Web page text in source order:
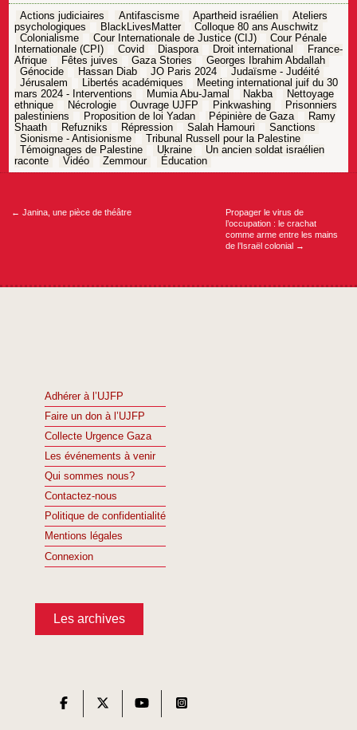
Actions judiciaires Antifascisme Apartheid israélien
Ateliers
psychologiques
BlackLivesMatter
Colloque 80 ans Auschwitz
Colonialisme
Cour Internationale de Justice (CIJ)
Cour Pénale
Internationale (CPI)
Covid Diaspora Droit international
France-
Afrique
Fêtes juives Gaza Stories
Georges Ibrahim Abdallah
Génocide
Hassan Diab JO Paris 2024
Judaïsme - Judéité
Jérusalem
Libertés académiques
Meeting international juif du 30
mars 2024 - Interventions
Mumia Abu-Jamal Nakba
Nettoyage
ethnique
Nécrologie Ouvrage UJFP Pinkwashing
Prisonniers
palestiniens
Proposition de loi Yadan Pépinière de Gaza
Ramy
Shaath
Refuzniks Répression Salah Hamouri
Sanctions
Sionisme - Antisionisme
Tribunal Russell pour la Palestine
Témoignages de Palestine
Ukraine
Un ancien soldat israélien
raconte
Vidéo Zemmour Éducation
Navigation
← Janina, une pièce de théâtre
Propager le virus de
l’occupation : le crachat
comme arme entre les mains
de l’Israël colonial →
Adhérer à l’UJFP
Faire un don à l’UJFP
Collecte Urgence Gaza
Les événements à venir
Qui sommes nous?
Contactez-nous
Politique de confidentialité
Mentions légales
Connexion
Les archives